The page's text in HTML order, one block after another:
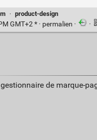
· product-design
GMT+2 * · permalien · ·
gestionnaire de marque-